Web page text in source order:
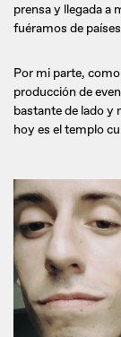
prensa y llegada a
fuéramos de
Por mi parte,
producción de
bastante de lado y
hoy es el templo